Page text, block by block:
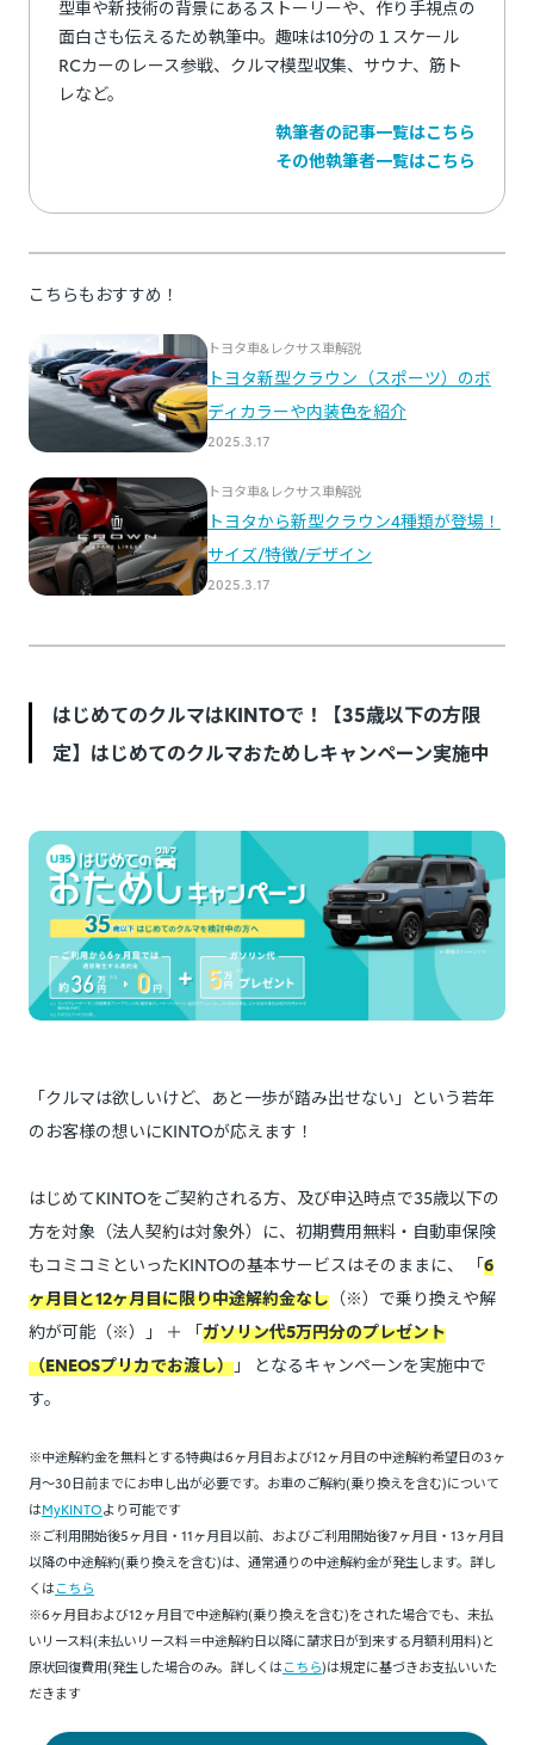
型車や新技術の背景にあるストーリーや、作り手視点の
面白さも伝えるため執筆中。趣味は10分の１スケール
RCカーのレース参戦、クルマ模型収集、サウナ、筋ト
レなど。
執筆者の記事一覧はこちら
その他執筆者一覧はこちら
はじめてのクルマはKINTOで！【35歳以下の方限
定】はじめてのクルマおためしキャンペーン実施中
「クルマは欲しいけど、あと一歩が踏み出せない」という若年
のお客様の想いにKINTOが応えます！
はじめてKINTOをご契約される方、及び申込時点で35歳以下の
方を対象（法人契約は対象外）に、初期費用無料・自動車保険
もコミコミといったKINTOの基本サービスはそのままに、 「6
ヶ月目と12ヶ月目に限り中途解約金なし （※）で乗り換えや解
約が可能（※）」 ＋ 「ガソリン代5万円分のプレゼント
（ENEOSプリカでお渡し） 」 となるキャンペーンを実施中で
す。
※中途解約金を無料とする特典は6ヶ月目および12ヶ月目の中途解約希望日の3ヶ
月～30日前までにお申し出が必要です。お車のご解約(乗り換えを含む)について
はMyKINTOより可能です
※ご利用開始後5ヶ月目・11ヶ月目以前、およびご利用開始後7ヶ月目・13ヶ月目
以降の中途解約(乗り換えを含む)は、通常通りの中途解約金が発生します。詳し
くはこちら
※6ヶ月目および12ヶ月目で中途解約(乗り換えを含む)をされた場合でも、未払
いリース料(未払いリース料＝中途解約日以降に請求日が到来する月額利用料)と
原状回復費用(発生した場合のみ。詳しくはこちら)は規定に基づきお支払いいた
だきます